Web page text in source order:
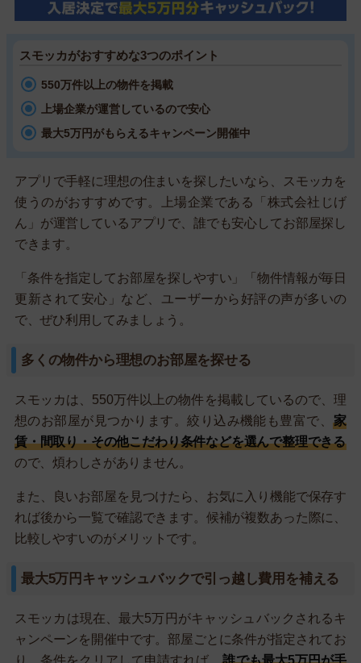
スモッカがおすすめな3つのポイント
550万件以上の物件を掲載
上場企業が運営しているので安心
最大5万円がもらえるキャンペーン開催中
アプリで手軽に理想の住まいを探したいなら、スモッカを
使うのがおすすめです。上場企業である「株式会社じげ
ん」が運営しているアプリで、誰でも安心してお部屋探し
できます。
「条件を指定してお部屋を探しやすい」「物件情報が毎日
更新されて安心」など、ユーザーから好評の声が多いの
で、ぜひ利用してみましょう。
多くの物件から理想のお部屋を探せる
スモッカは、550万件以上の物件を掲載しているので、理
想のお部屋が見つかります。絞り込み機能も豊富で、家
賃・間取り・その他こだわり条件などを選んで整理できる
ので、煩わしさがありません。
また、良いお部屋を見つけたら、お気に入り機能で保存す
れば後から一覧で確認できます。候補が複数あった際に、
比較しやすいのがメリットです。
最大5万円キャッシュバックで引っ越し費用を補える
スモッカは現在、最大5万円がキャッシュバックされるキ
ャンペーンを開催中です。部屋ごとに条件が指定されてお